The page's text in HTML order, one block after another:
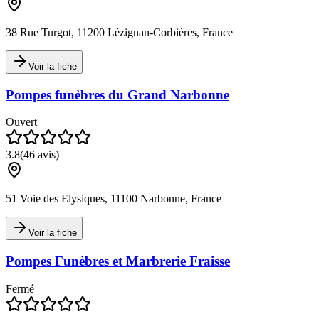
38 Rue Turgot, 11200 Lézignan-Corbières, France
Voir la fiche
Pompes funèbres du Grand Narbonne
Ouvert
3.8(46 avis)
51 Voie des Elysiques, 11100 Narbonne, France
Voir la fiche
Pompes Funèbres et Marbrerie Fraisse
Fermé